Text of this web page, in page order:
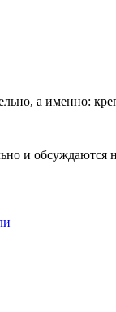
а именно:
и обсуждаются